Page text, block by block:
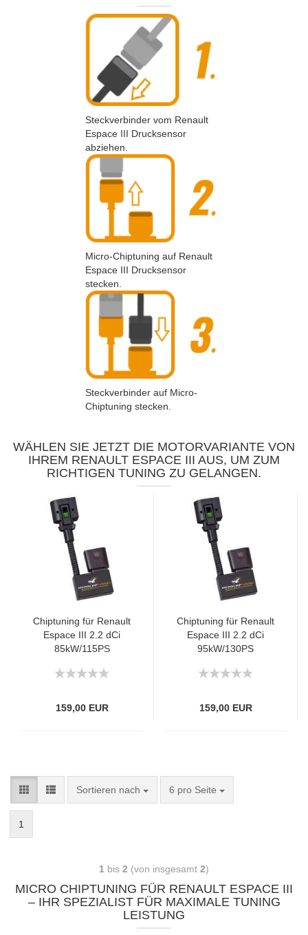
Steckverbinder vom Renault
Espace III Drucksensor
abziehen.
Micro-Chiptuning auf Renault
Espace III Drucksensor
stecken.
Steckverbinder auf Micro-
Chiptuning stecken.
WÄHLEN SIE JETZT DIE MOTORVARIANTE VON
IHREM RENAULT ESPACE III AUS, UM ZUM
RICHTIGEN TUNING ZU GELANGEN.
Chiptuning für Renault
Espace III 2.2 dCi
85kW/115PS
159,00 EUR
Chiptuning für Renault
Espace III 2.2 dCi
95kW/130PS
159,00 EUR
Sortieren nach 6 pro Seite
1
1 bis 2 (von insgesamt 2)
MICRO CHIPTUNING FÜR RENAULT ESPACE III
– IHR SPEZIALIST FÜR MAXIMALE TUNING
LEISTUNG